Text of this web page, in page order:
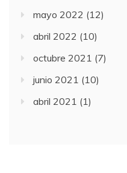
mayo 2022 (12)
abril 2022 (10)
octubre 2021 (7)
junio 2021 (10)
abril 2021 (1)